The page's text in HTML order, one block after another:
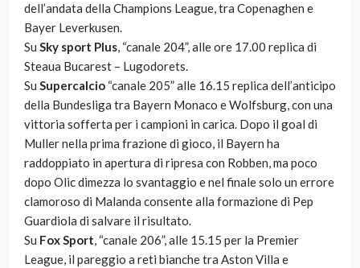
dell’andata della Champions League, tra Copenaghen e
Bayer Leverkusen.
Su Sky sport Plus, “canale 204”, alle ore 17.00 replica di
Steaua Bucarest – Lugodorets.
Su Supercalcio “canale 205” alle 16.15 replica dell’anticipo
della Bundesliga tra Bayern Monaco e Wolfsburg, con una
vittoria sofferta per i campioni in carica. Dopo il goal di
Muller nella prima frazione di gioco, il Bayern ha
raddoppiato in apertura di ripresa con Robben, ma poco
dopo Olic dimezza lo svantaggio e nel finale solo un errore
clamoroso di Malanda consente alla formazione di Pep
Guardiola di salvare il risultato.
Su Fox Sport, “canale 206”, alle 15.15 per la Premier
League, il pareggio a reti bianche tra Aston Villa e